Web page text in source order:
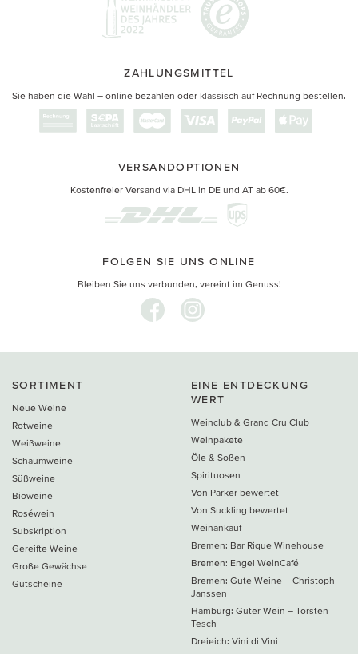
ZAHLUNGSMITTEL
Sie haben die Wahl – online bezahlen oder klassisch auf Rechnung bestellen.
VERSANDOPTIONEN
Kostenfreier Versand via DHL in DE und AT ab 60€.
FOLGEN SIE UNS ONLINE
Bleiben Sie uns verbunden, vereint im Genuss!
SORTIMENT
Neue Weine
Rotweine
Weißweine
Schaumweine
Süßweine
Bioweine
Roséwein
Subskription
Gereifte Weine
Große Gewächse
Gutscheine
EINE ENTDECKUNG
WERT
Weinclub & Grand Cru Club
Weinpakete
Öle & Soßen
Spirituosen
Von Parker bewertet
Von Suckling bewertet
Weinankauf
Bremen: Bar Rique Winehouse
Bremen: Engel WeinCafé
Bremen: Gute Weine – Christoph
Janssen
Hamburg: Guter Wein – Torsten
Tesch
Dreieich: Vini di Vini